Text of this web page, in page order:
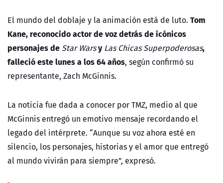
El mundo del doblaje y la animación está de luto. Tom
Kane, reconocido actor de voz detrás de icónicos
personajes de Star WarsyLas Chicas Superpoderosas,
falleció este lunes a los 64 años, según confirmó su
representante, Zach McGinnis.
La noticia fue dada a conocer por TMZ, medio al que
McGinnis entregó un emotivo mensaje recordando el
legado del intérprete. “Aunque su voz ahora esté en
silencio, los personajes, historias y el amor que entregó
al mundo vivirán para siempre”, expresó.